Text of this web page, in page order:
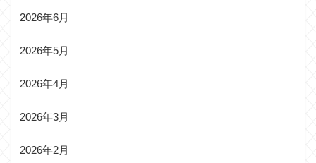
2026年6月
2026年5月
2026年4月
2026年3月
2026年2月